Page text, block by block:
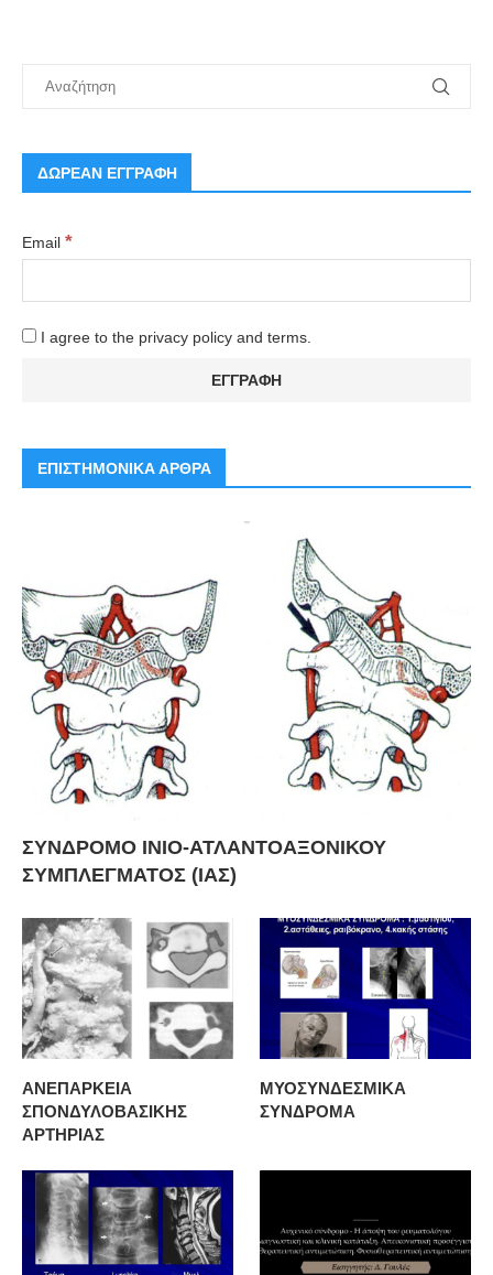
ΔΩΡΕΑΝ ΕΓΓΡΑΦΗ
Email *
I agree to the privacy policy and terms.
ΕΠΙΣΤΗΜΟΝΙΚΑ ΑΡΘΡΑ
ΣΥΝΔΡΟΜΟ ΙΝΙΟ-ΑΤΛΑΝΤΟΑΞΟΝΙΚΟΥ
ΣΥΜΠΛΕΓΜΑΤΟΣ (ΙΑΣ)
ΑΝΕΠΑΡΚΕΙΑ
ΣΠΟΝΔΥΛΟΒΑΣΙΚΗΣ
ΑΡΤΗΡΙΑΣ
ΜΥΟΣΥΝΔΕΣΜΙΚΑ
ΣΥΝΔΡΟΜΑ